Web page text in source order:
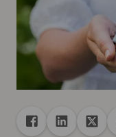
Partager
Partager dans
Partager